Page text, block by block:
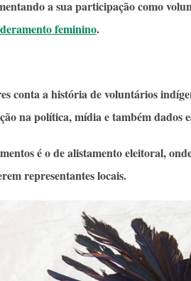
a sua participação como
feminino.
conta a história de voluntários
na política, mídia e também dados
é o de alistamento eleitoral,
representantes locais.